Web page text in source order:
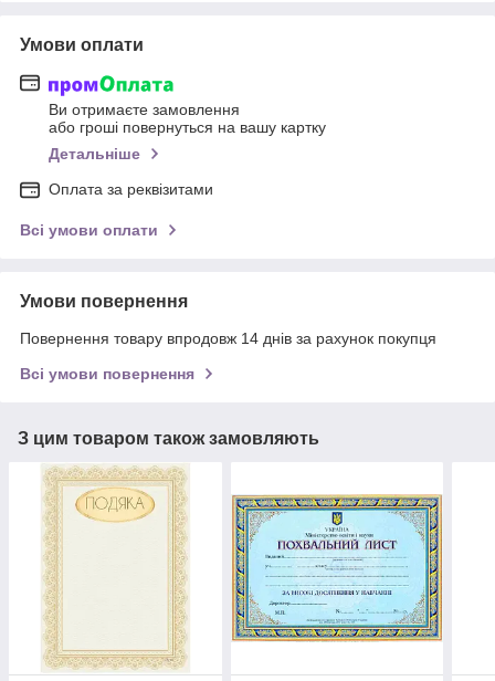
Умови оплати
Ви отримаєте замовлення
або гроші повернуться на вашу картку
Детальніше
Оплата за реквізитами
Всі умови оплати
Умови повернення
Повернення товару впродовж 14 днів за рахунок покупця
Всі умови повернення
З цим товаром також замовляють